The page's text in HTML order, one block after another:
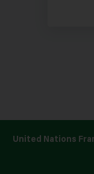
United Nations